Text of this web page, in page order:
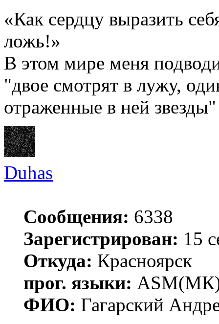
«Как сердцу выразить
ложь!»
В этом мире меня
"двое смотрят в лужу,
отраженные в ней звезды"
Duhas
Сообщения: 6338
Зарегистрирован: 15
Откуда: Красноярск
прог. языки:
ФИО: Гагарский